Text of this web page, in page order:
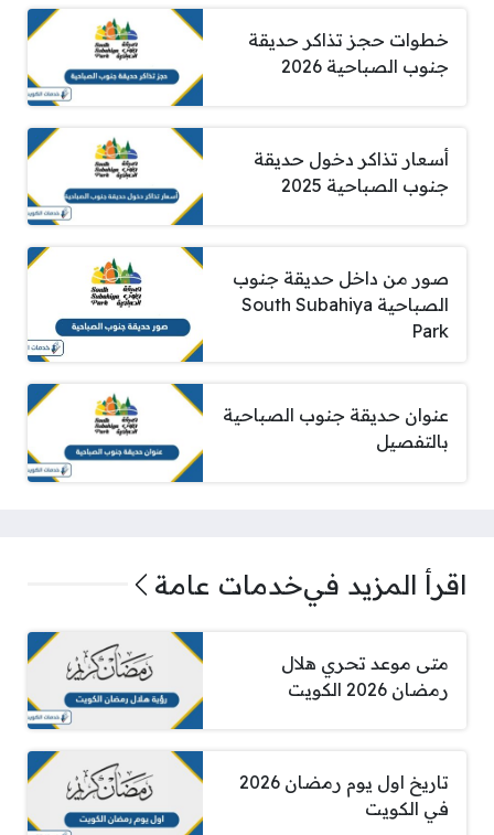
خطوات حجز تذاكر حديقة
جنوب الصباحية 2026
أسعار تذاكر دخول حديقة
جنوب الصباحية 2025
صور من داخل حديقة جنوب
الصباحية South Subahiya
Park
عنوان حديقة جنوب الصباحية
بالتفصيل
اقرأ المزيد فيخدمات عامة
متى موعد تحري هلال
رمضان 2026 الكويت
تاريخ اول يوم رمضان 2026
في الكويت